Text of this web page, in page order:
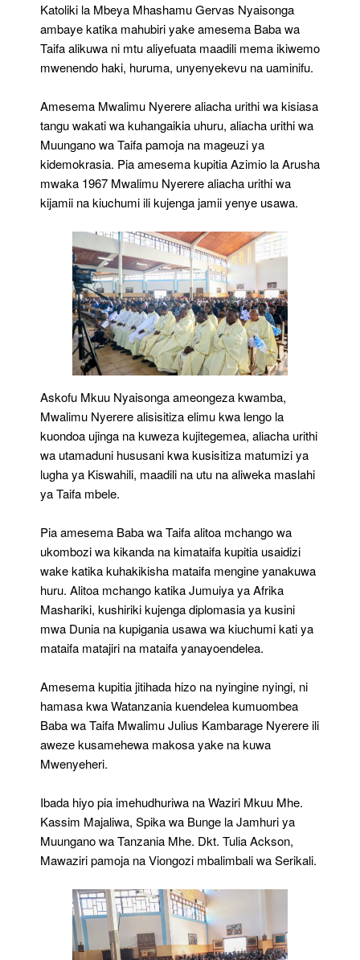
Katoliki la Mbeya Mhashamu Gervas Nyaisonga
ambaye katika mahubiri yake amesema Baba wa
Taifa alikuwa ni mtu aliyefuata maadili mema ikiwemo
mwenendo haki, huruma, unyenyekevu na uaminifu.
Amesema Mwalimu Nyerere aliacha urithi wa kisiasa
tangu wakati wa kuhangaikia uhuru, aliacha urithi wa
Muungano wa Taifa pamoja na mageuzi ya
kidemokrasia. Pia amesema kupitia Azimio la Arusha
mwaka 1967 Mwalimu Nyerere aliacha urithi wa
kijamii na kiuchumi ili kujenga jamii yenye usawa.
Askofu Mkuu Nyaisonga ameongeza kwamba,
Mwalimu Nyerere alisisitiza elimu kwa lengo la
kuondoa ujinga na kuweza kujitegemea, aliacha urithi
wa utamaduni hususani kwa kusisitiza matumizi ya
lugha ya Kiswahili, maadili na utu na aliweka maslahi
ya Taifa mbele.
Pia amesema Baba wa Taifa alitoa mchango wa
ukombozi wa kikanda na kimataifa kupitia usaidizi
wake katika kuhakikisha mataifa mengine yanakuwa
huru. Alitoa mchango katika Jumuiya ya Afrika
Mashariki, kushiriki kujenga diplomasia ya kusini
mwa Dunia na kupigania usawa wa kiuchumi kati ya
mataifa matajiri na mataifa yanayoendelea.
Amesema kupitia jitihada hizo na nyingine nyingi, ni
hamasa kwa Watanzania kuendelea kumuombea
Baba wa Taifa Mwalimu Julius Kambarage Nyerere ili
aweze kusamehewa makosa yake na kuwa ​
Mwenyeheri.
Ibada hiyo pia imehudhuriwa na Waziri Mkuu Mhe.
Kassim Majaliwa, Spika wa Bunge la Jamhuri ya
Muungano wa Tanzania Mhe. Dkt. Tulia Ackson,
Mawaziri pamoja na Viongozi mbalimbali wa Serikali.